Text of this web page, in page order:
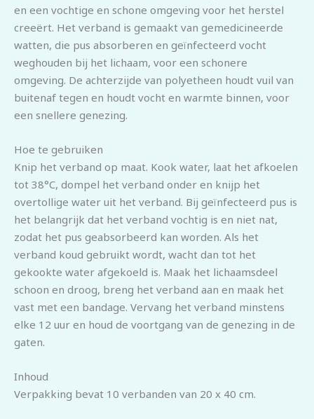
en een vochtige en schone omgeving voor het herstel
creeërt. Het verband is gemaakt van gemedicineerde
watten, die pus absorberen en geïnfecteerd vocht
weghouden bij het lichaam, voor een schonere
omgeving. De achterzijde van polyetheen houdt vuil van
buitenaf tegen en houdt vocht en warmte binnen, voor
een snellere genezing.
Hoe te gebruiken
Knip het verband op maat. Kook water, laat het afkoelen
tot 38°C, dompel het verband onder en knijp het
overtollige water uit het verband. Bij geïnfecteerd pus is
het belangrijk dat het verband vochtig is en niet nat,
zodat het pus geabsorbeerd kan worden. Als het
verband koud gebruikt wordt, wacht dan tot het
gekookte water afgekoeld is. Maak het lichaamsdeel
schoon en droog, breng het verband aan en maak het
vast met een bandage. Vervang het verband minstens
elke 12 uur en houd de voortgang van de genezing in de
gaten.
Inhoud
Verpakking bevat 10 verbanden van 20 x 40 cm.